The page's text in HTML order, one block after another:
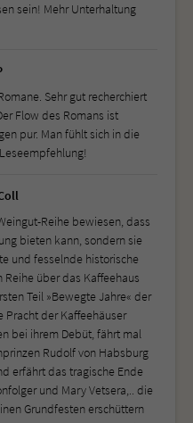
sein! Mehr Unterhaltung
Sehr gut recherchiert
Flow des Romans ist
pur. Man fühlt sich in die
Reihe bewiesen, dass
bieten kann, sondern sie
und fesselnde historische
über das Kaffeehaus
Teil »Bewegte Jahre« der
Pracht der Kaffeehäuser
bei ihrem Debüt, fährt mal
Rudolf von Habsburg
erfährt das tragische Ende
und Mary Vetsera,.. die
Grundfesten erschüttern